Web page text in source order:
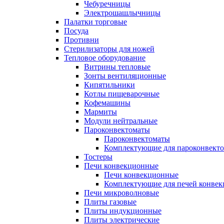
Чебуречницы
Электрошашлычницы
Палатки торговые
Посуда
Противни
Стерилизаторы для ножей
Тепловое оборудование
Витрины тепловые
Зонты вентиляционные
Кипятильники
Котлы пищеварочные
Кофемашины
Мармиты
Модули нейтральные
Пароконвектоматы
Пароконвектоматы
Комплектующие для
Тостеры
Печи конвекционные
Печи конвекционные
Комплектующие для печей
Печи микроволновые
Плиты газовые
Плиты индукционные
Плиты электрические